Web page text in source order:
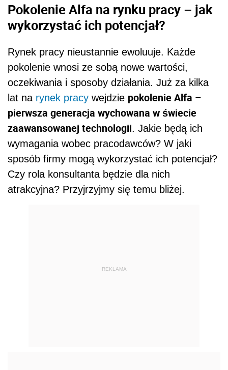
Pokolenie Alfa na rynku pracy – jak
wykorzystać ich potencjał?
Rynek pracy nieustannie ewoluuje. Każde
pokolenie wnosi ze sobą nowe wartości,
oczekiwania i sposoby działania. Już za kilka
lat na rynek pracy wejdzie pokolenie Alfa –
pierwsza generacja wychowana w świecie
zaawansowanej technologii. Jakie będą ich
wymagania wobec pracodawców? W jaki
sposób firmy mogą wykorzystać ich potencjał?
Czy rola konsultanta będzie dla nich
atrakcyjna? Przyjrzyjmy się temu bliżej.
REKLAMA